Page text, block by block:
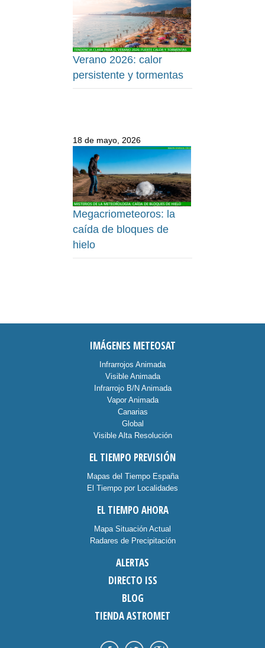
Verano 2026: calor
persistente y tormentas
18 de mayo, 2026
Megacriometeoros: la
caída de bloques de
hielo
IMÁGENES METEOSAT
Infrarrojos Animada
Visible Animada
Infrarrojo B/N Animada
Vapor Animada
Canarias
Global
Visible Alta Resolución
EL TIEMPO PREVISIÓN
Mapas del Tiempo España
El Tiempo por Localidades
EL TIEMPO AHORA
Mapa Situación Actual
Radares de Precipitación
ALERTAS
DIRECTO ISS
BLOG
TIENDA ASTROMET